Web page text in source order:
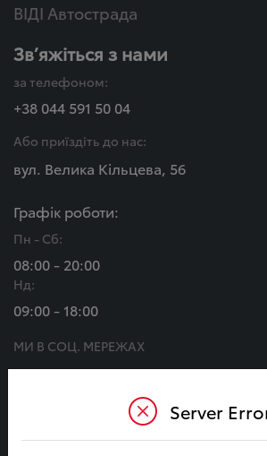
ВІДІ Автострада
Зв’яжіться з нами
за телефоном:
+38 044 591 50 04
Або приїздіть до нас:
вул. Велика Кільцева, 56
Графік роботи:
Пн - Сб:
08:00 - 20:00
Нд:
09:00 - 18:00
МИ В СОЦ. МЕРЕЖАХ
Автомобілі
Server